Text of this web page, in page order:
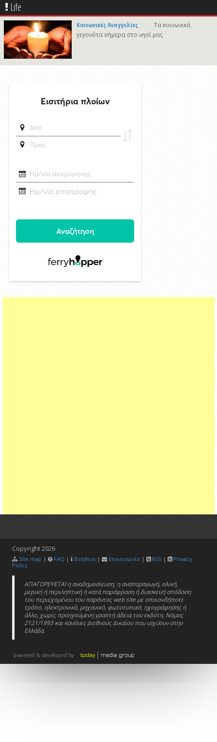
δημοσιεύθηκε 42 λεπτά πριν
Το Μικροβιολογικό ιατρείο του Αντωνίου Τσιαμπούρη θα είναι
κλειστό από την Δευτέρα 10/8 έως και την Δευτέρα 17/8
δημοσιεύθηκε 22 ώρες πριν
Η εορτή της Μεταμορφώσεως του Σωτήρος στην Ερμούπολη
δημοσιεύθηκε 17 ώρες πριν
Life
Κοινωνικές Αναγγελίες
Τα κοινωνικά
γεγονότα σήμερα στο νησί μας
Copyright2026
Site map | FAQ | Βοήθεια | Επικοινωνία | RSS |
Privacy
Policy
ΑΠΑΓΟΡΕΥΕΤΑΙ η αναδημοσίευση, η αναπαραγωγή, ολική,
μερική ή περιληπτική ή κατά παράφραση ή διασκευή απόδοση
του περιεχομένου του παρόντος web site με οποιονδήποτε
τρόπο, ηλεκτρονικό, μηχανικό, φωτοτυπικό, ηχογράφησης ή
άλλο, χωρίς προηγούμενη γραπτή άδεια του εκδότη. Νόμος
2121/1993 και κανόνες Διεθνούς Δικαίου που ισχύουν στην
Ελλάδα.